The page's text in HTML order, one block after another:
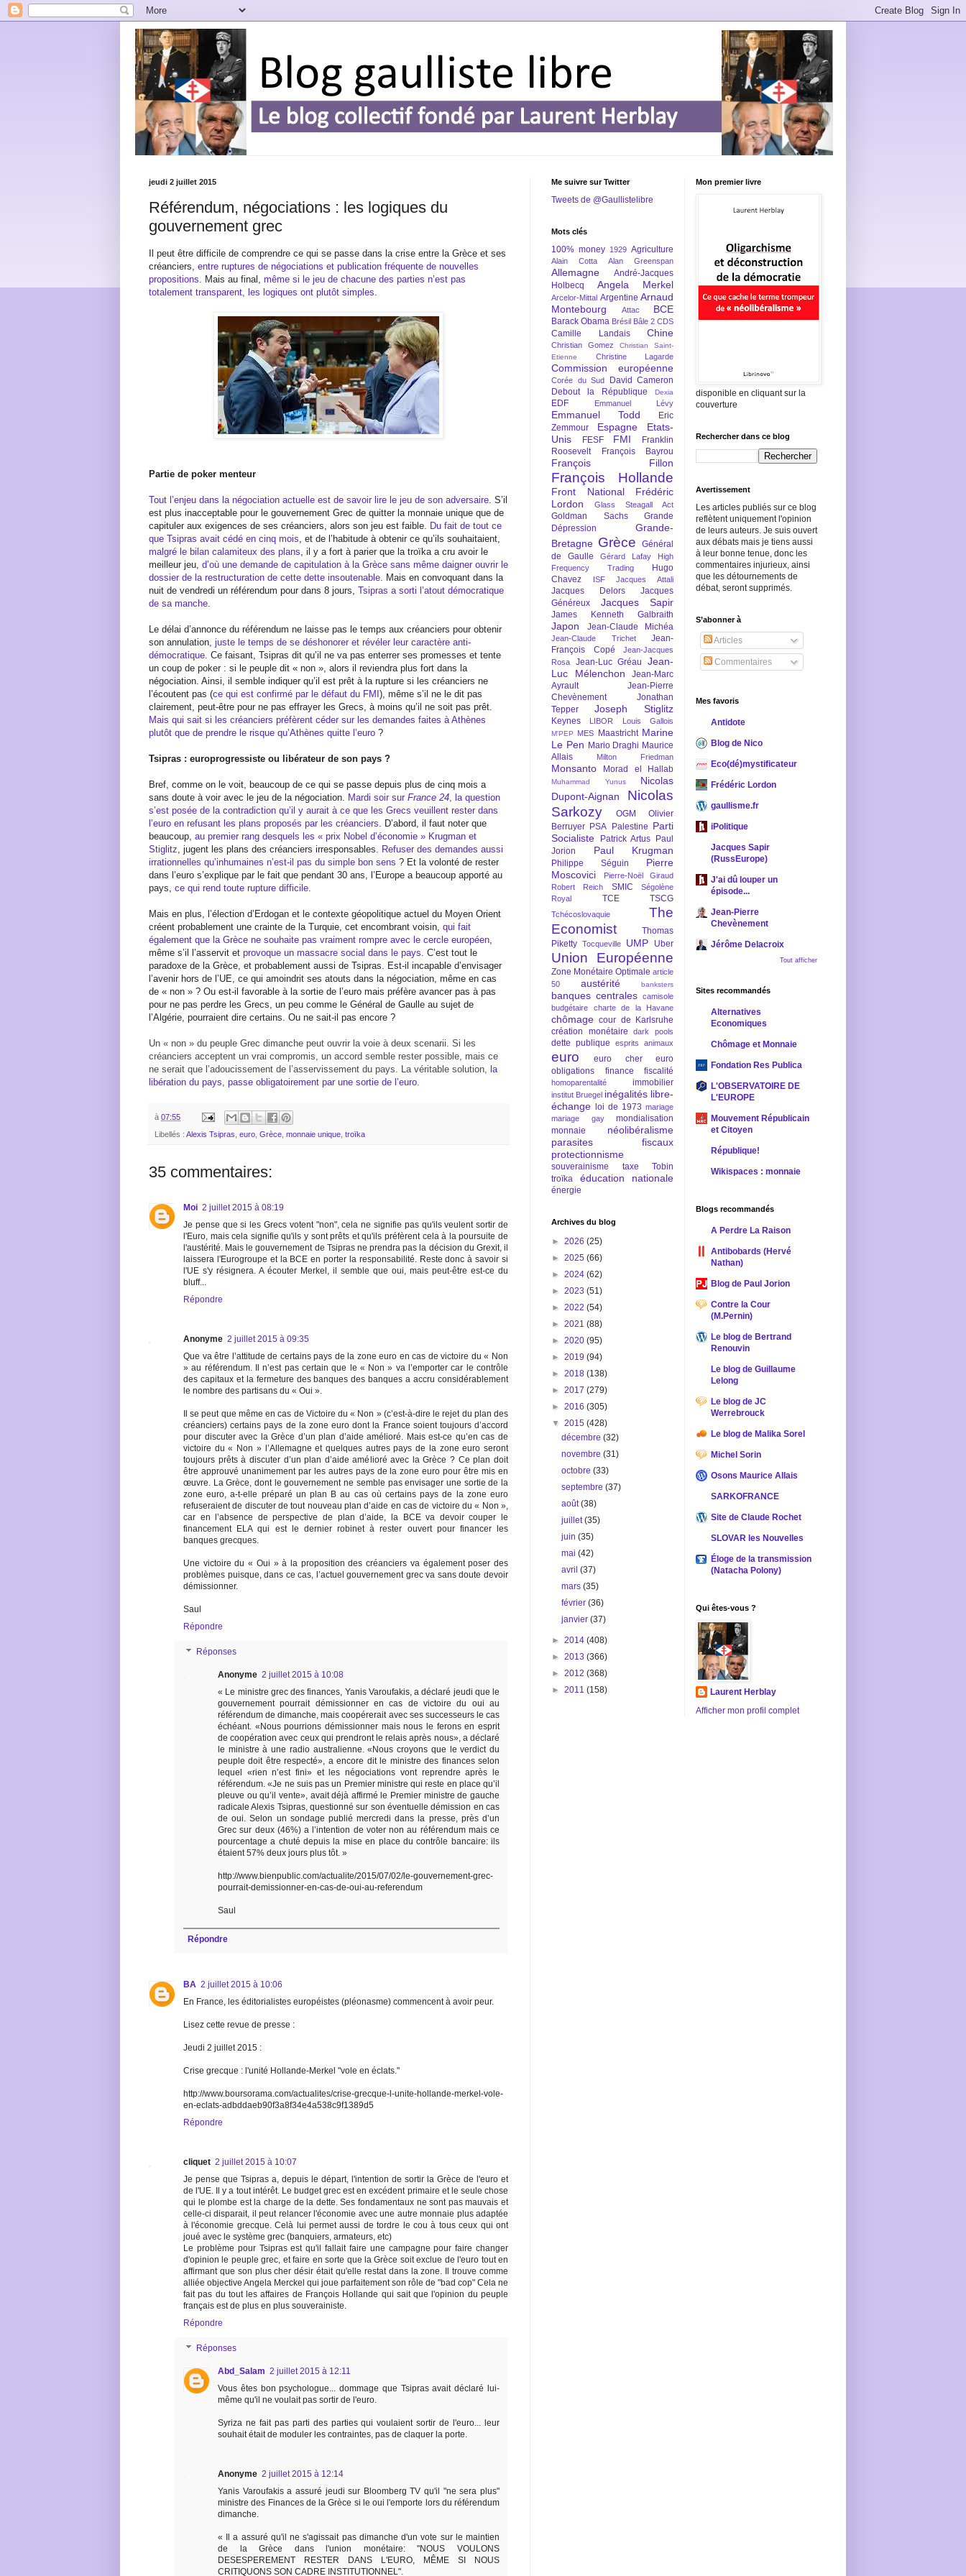
jeudi 2 juillet 2015
Référendum, négociations : les logiques du
gouvernement grec
Il peut être difficile de comprendre ce qui se passe dans la crise entre la Grèce et ses
créanciers, entre ruptures de négociations et publication fréquente de nouvelles
propositions . Mais au final, même si le jeu de chacune des parties n’est pas
totalement transparent, les logiques ont plutôt simples
Partie de poker menteur
Tout l’enjeu dans la négociation actuelle est de savoir lire le jeu de son adversaire . S’il
est plus inacceptable pour le gouvernement Grec de quitter la monnaie unique que de
capituler aux exigences de ses créanciers, alors son jeu est faible. Du fait de tout ce
que Tsipras avait cédé en cinq mois , et de l’habitude à obtenir ce qu’ils souhaitaient,
malgré le bilan calamiteux des plans , il y a fort à parier que la troïka a cru avoir le
meilleur jeu, d’où une demande de capitulation à la Grèce sans même daigner ouvrir le
dossier de la restructuration de cette dette insoutenable . Mais en convoquant dans la
nuit de vendredi un référendum pour dans 8 jours, Tsipras a sorti l’atout démocratique
de sa manche
Le délai d’annonce du référendum ne laisse pas le temps aux créanciers pour obtenir
son annulation, juste le temps de se déshonorer et révéler leur caractère anti-
démocratique . Ce faisant, Tsipras dit qu’il ne va pas enterrer ses promesses et tente
un coup de poker : si le peuple dit « non », alors il reviendra plus fort dans la
négociation. Ainsi, il semble indiquer qu’il est prêt à la rupture si les créanciers ne
l’écoutent pas (ce qui est confirmé par le défaut du FMI), même s’il ne le dit pas
clairement, peut-être pour ne pas effrayer les Grecs, à moins qu’il ne soit pas prêt.
Mais qui sait si les créanciers préfèrent céder sur les demandes faites à Athènes
plutôt que de prendre le risque qu’Athènes quitte l’euro ?
Tsipras : europrogressiste ou libérateur de son pays ?
Bref, comme on le voit, beaucoup de ce qui se passe depuis plus de cinq mois a
sans doute à voir avec le jeu de la négociation. Mardi soir sur France 24 , la question
s’est posée de la contradiction qu’il y aurait à ce que les Grecs veuillent rester dans
l’euro en refusant les plans proposés par les créanciers . D’abord, il faut noter que
beaucoup, au premier rang desquels les « prix Nobel d’économie » Krugman et
Stiglitz , jugent les plans des créanciers irresponsables. Refuser des demandes aussi
irrationnelles qu’inhumaines n’est-il pas du simple bon sens ? Et la volonté de rester
dans l’euro s’explique par le fait que pendant 30 ans, l’Europe a beaucoup apporté au
pays, ce qui rend toute rupture difficile
Mais en plus, l’élection d’Erdogan et le contexte géopolitique actuel du Moyen Orient
créent probablement une crainte de la Turquie, cet encombrant voisin, qui fait
également que la Grèce ne souhaite pas vraiment rompre avec le cercle européen
même s’il l’asservit et provoque un massacre social dans le pays . C’est tout le
paradoxe de la Grèce, et probablement aussi de Tsipras. Est-il incapable d’envisager
l’avenir hors de l’UE, ce qui amoindrit ses atouts dans la négociation, même en cas
de « non » ? Ou est-il favorable à la sortie de l’euro mais préfère avancer pas à pas
pour ne pas perdre les Grecs, un peu comme le Général de Gaulle au sujet de
l’Algérie, pourraient dire certains. Ou ne sait-il pas encore ?
Un « non » du peuple Grec dimanche peut ouvrir la voie à deux scenarii. Si les
créanciers acceptent un vrai compromis, un accord semble rester possible, mais ce
ne serait que l’adoucissement de l’asservissement du pays. La véritable solution, la
libération du pays, passe obligatoirement par une sortie de l’euro
à 07:55
Libellés : Alexis Tsipras euro Grèce monnaie unique troïka
35 commentaires:
Moi 2 juillet 2015 à 08:19
Je pense que si les Grecs votent "non", cela ne signifie pas qu'ils veulent sortir de
l'Euro, mais cela signifie qu'ils y sont prêts et qu'ils préfèrent cela à la poursuite de
l'austérité. Mais le gouvernement de Tsipras ne prendra pas la décision du Grexit, il
laissera l'Eurogroupe et la BCE en porter la responsabilité. Reste donc à savoir si
l'UE s'y résignera. A écouter Merkel, il semble que oui, mais peut-être est-ce du
bluff...
Répondre
Anonyme 2 juillet 2015 à 09:35
Que va être l’attitude de certains pays de la zone euro en cas de victoire du « Non
» au référendum. Il n’est pas certain que le « Non » va l’emporter car le contrôle
des capitaux et la fermeture des banques des banques a accru considérablement
le nombre des partisans du « Oui ».
Il se peut que même en cas de Victoire du « Non » (c’est-à-dire le rejet du plan des
créanciers) certains pays de la zone euro dont la France soient toujours d’accord
pour discuter avec la Grèce d’un plan d’aide amélioré. Mais est-ce qu’en cas de
victoire du « Non » l’Allemagne et quelques autres pays de la zone euro seront
toujours prêts à discuter d’un plan d’aide amélioré avec la Grèce ? Ce plan doit
être approuvé unanimement par les autres pays de la zone euro pour être mis en
œuvre. La Grèce, dont le gouvernement ne semble pas envisager une sortie de la
zone euro, a-t-elle préparé un plan B au cas où certains pays de la zone euro
refuseraient de discuter de tout nouveau plan d’aide en cas de victoire du « Non »,
car en l’absence de perspective de plan d’aide, la BCE va devoir couper le
financement ELA qui est le dernier robinet à rester ouvert pour financer les
banques grecques.
Une victoire du « Oui » à la proposition des créanciers va également poser des
problèmes puisque, dans ce cas, l’actuel gouvernement grec va sans doute devoir
démissionner.
Saul
Répondre
Réponses
Anonyme 2 juillet 2015 à 10:08
« Le ministre grec des finances, Yanis Varoufakis, a déclaré jeudi que le
gouvernement pourrait démissionner en cas de victoire du oui au
référendum de dimanche, mais coopérerait avec ses successeurs le cas
échéant. «Nous pourrions démissionner mais nous le ferons en esprit
de coopération avec ceux qui prendront le relais après nous», a déclaré
le ministre à une radio australienne. «Nous croyons que le verdict du
peuple doit être respecté», a encore dit le ministre des finances selon
lequel «rien n’est fini» et les négociations vont reprendre après le
référendum. «Je ne suis pas un Premier ministre qui reste en place qu’il
pleuve ou qu’il vente», avait déjà affirmé le Premier ministre de gauche
radicale Alexis Tsipras, questionné sur son éventuelle démission en cas
de oui. Selon un sondage publié mercredi dans la presse, près d’un
Grec sur deux (46%) a l’intention de voter non au référendum mais ce
pourcentage a chuté depuis la mise en place du contrôle bancaire: ils
étaient 57% deux jours plus tôt. »
http://www.bienpublic.com/actualite/2015/07/02/le-gouvernement-grec-
pourrait-demissionner-en-cas-de-oui-au-referendum
Saul
Répondre
BA 2 juillet 2015 à 10:06
En France, les éditorialistes européistes (pléonasme) commencent à avoir peur.
Lisez cette revue de presse :
Jeudi 2 juillet 2015 :
Crise grecque : l'unité Hollande-Merkel "vole en éclats."
http://www.boursorama.com/actualites/crise-grecque-l-unite-hollande-merkel-vole-
en-eclats-adbddaeb90f3a8f34e4a538c9f1389d5
Répondre
cliquet 2 juillet 2015 à 10:07
Je pense que Tsipras a, depuis le départ, l'intention de sortir la Grèce de l'euro et
de l'UE. Il y a tout intérêt. Le budget grec est en excédent primaire et le seule chose
qui le plombe est la charge de la dette. Ses fondamentaux ne sont pas mauvais et
celle-ci disparait, il peut relancer l'économie avec une autre monnaie plus adaptée
à l'économie grecque. Celà lui permet aussi de tordre le cou à tous ceux qui ont
joué avec le système grec (banquiers, armateurs, etc)
Le problème pour Tsipras est qu'il fallait faire une campagne pour faire changer
d'opinion le peuple grec, et faire en sorte que la Grèce soit exclue de l'euro tout en
affirmant que son plus cher désir était qu'elle restat dans la zone. Il trouve comme
alliée objective Angela Merckel qui joue parfaitement son rôle de "bad cop" Cela ne
fait pas du tout les affaires de François Hollande qui sait que l'opinion du peuple
français est de plus en plus souverainiste.
Répondre
Réponses
Abd_Salam 2 juillet 2015 à 12:11
Vous êtes bon psychologue... dommage que Tsipras avait déclaré lui-
même qu'il ne voulait pas sortir de l'euro.
Syriza ne fait pas parti des parties qui voulaient sortir de l'euro... leur
souhait était de moduler les contraintes, pas de claquer la porte.
Anonyme 2 juillet 2015 à 12:14
Yanis Varoufakis a assuré jeudi sur Bloomberg TV qu'il "ne sera plus"
ministre des Finances de la Grèce si le oui l'emporte lors du référendum
dimanche.
« Il a assuré qu'il ne s'agissait pas dimanche d'un vote sur le maintien
de la Grèce dans l'union monétaire: "NOUS VOULONS
DESESPEREMENT RESTER DANS L'EURO, MÊME SI NOUS
CRITIQUONS SON CADRE INSTITUTIONNEL".
Me suivre sur Twitter
Tweets de @Gaullistelibre
Mots clés
100% money 1929 Agriculture
Alain Cotta Alan Greenspan
Allemagne
André-Jacques
Holbecq
Angela Merkel
Arcelor-Mittal Argentine Arnaud
Montebourg
Attac BCE
Barack Obama Brésil Bâle 2 CDS
Camille Landais Chine
Christian Gomez
Christian Saint-
Etienne
Christine Lagarde
Commission européenne
Corée du Sud
David Cameron
Debout la République
Dexia
EDF Emmanuel Lévy
Emmanuel Todd
Eric
Zemmour
Espagne
Etats-
Unis
FESF FMI
Franklin
Roosevelt
François Bayrou
François Fillon
François Hollande
Front National
Frédéric
Lordon
Glass Steagall Act
Goldman Sachs
Grande
Dépression
Grande-
Bretagne Grèce
Général
de Gaulle
Gérard Lafay
High
Frequency Trading
Hugo
Chavez
ISF Jacques Attali
Jacques Delors
Jacques
Généreux
Jacques Sapir
James Kenneth Galbraith
Japon Jean-Claude Michéa
Jean-Claude Trichet
Jean-
François Copé
Jean-Jacques
Rosa
Jean-Luc Gréau
Jean-
Luc Mélenchon
Jean-Marc
Ayrault
Jean-Pierre
Chevènement
Jonathan
Tepper
Joseph Stiglitz
Keynes LIBOR Louis Gallois
M'PEP MES Maastricht Marine
Le Pen Mario Draghi Maurice
Allais
Milton Friedman
Monsanto Morad el Hallab
Muhammad Yunus
Nicolas
Dupont-Aignan
Nicolas
Sarkozy
OGM
Olivier
Berruyer PSA Palestine Parti
Socialiste
Patrick Artus
Paul
Jorion
Paul Krugman
Philippe Séguin
Pierre
Moscovici
Pierre-Noël Giraud
Robert Reich
SMIC
Ségolène
Royal
TCE TSCG
Tchécoslovaquie
The
Economist
Thomas
Piketty Tocqueville UMP Uber
Union Européenne
Zone Monétaire Optimale article
50
austérité banksters
banques centrales camisole
budgétaire
charte de la Havane
chômage cour de Karlsruhe
création monétaire
dark pools
dette publique esprits animaux
euro euro cher
euro
obligations
finance fiscalité
homoparentalité immobilier
institut Bruegel inégalités libre-
échange
loi de 1973 mariage
mariage gay
mondialisation
monnaie
néolibéralisme
parasites fiscaux
protectionnisme
souverainisme
taxe Tobin
troïka
éducation nationale
énergie
Archives du blog
► 2026 (25)
► 2025 (66)
► 2024 (62)
► 2023 (51)
► 2022 (54)
► 2021 (88)
► 2020 (95)
► 2019 (94)
► 2018 (138)
► 2017 (279)
► 2016 (305)
▼ 2015 (428)
décembre(32)
novembre(31)
octobre(33)
septembre(37)
août(38)
juillet(35)
juin(35)
mai(42)
avril(37)
mars(35)
février(36)
janvier(37)
► 2014 (408)
► 2013 (366)
► 2012 (368)
► 2011 (158)
Mon premier livre
disponible en cliquant sur la
couverture
Rechercher dans ce blog
Avertissement
Les articles publiés sur ce blog
reflètent uniquement l'opinion
de leurs auteurs. Je suis ouvert
aux débats mais je tiens aussi
à leur bonne tenue, donc les
commentaires injurieux, ainsi
que les détournements de
débat, seront supprimés.
S’abonner à
Articles
Commentaires
Mes favoris
Antidote
Blog de Nico
Eco(dé)mystificateur
Frédéric Lordon
gaullisme.fr
iPolitique
Jacques Sapir
(RussEurope)
J'ai dû louper un
épisode...
Jean-Pierre
Chevènement
Jérôme Delacroix
Tout afficher
Sites recommandés
Alternatives
Economiques
Chômage et Monnaie
Fondation Res Publica
L'OBSERVATOIRE DE
L'EUROPE
Mouvement Républicain
et Citoyen
République!
Wikispaces : monnaie
Blogs recommandés
A Perdre La Raison
Antibobards (Hervé
Nathan)
Blog de Paul Jorion
Contre la Cour
(M.Pernin)
Le blog de Bertrand
Renouvin
Le blog de Guillaume
Lelong
Le blog de JC
Werrebrouck
Le blog de Malika Sorel
Michel Sorin
Osons Maurice Allais
SARKOFRANCE
Site de Claude Rochet
SLOVAR les Nouvelles
Éloge de la transmission
(Natacha Polony)
Qui êtes-vous ?
Laurent Herblay
Afficher mon profil complet